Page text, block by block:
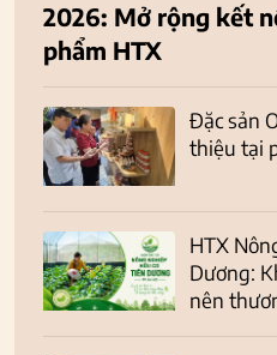
2026: Mở rộng kết
phẩm HTX
Đặc sản
thiệu tại
HTX
Dương:
nên